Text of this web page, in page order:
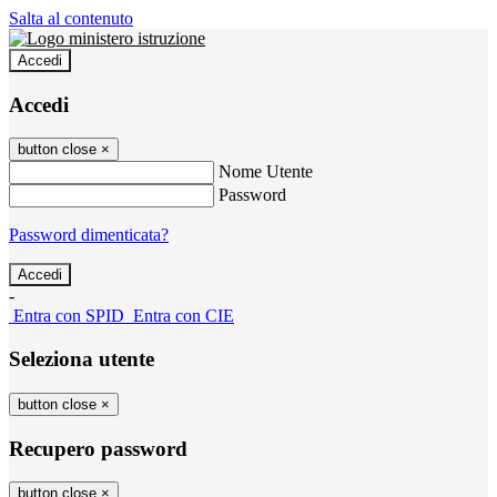
Salta al contenuto
Accedi
Accedi
button close ×
Nome Utente
Password
Password dimenticata?
-
Entra con SPID Entra con CIE
Seleziona utente
button close ×
Recupero password
button close ×